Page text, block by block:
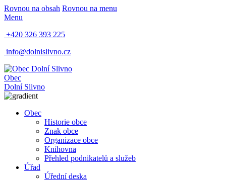
Rovnou na obsah Rovnou na menu
Menu
+420 326 393 225
info@dolnislivno.cz
Obec
Dolní Slivno
Obec
Historie obce
Znak obce
Organizace obce
Knihovna
Přehled podnikatelů a služeb
Úřad
Úřední deska